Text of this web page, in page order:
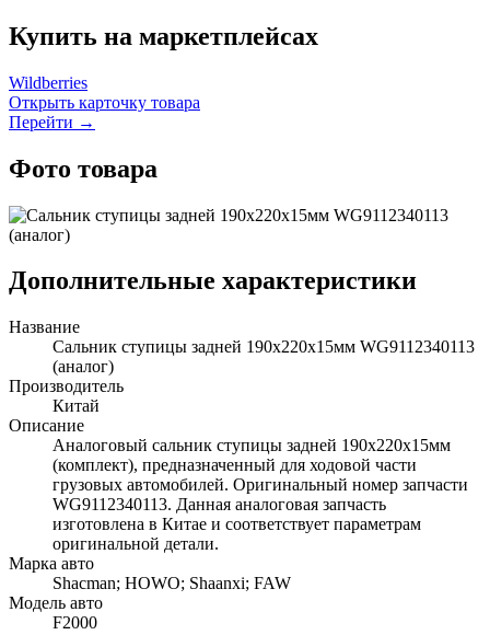
Купить на маркетплейсах
Wildberries
Открыть карточку товара
Перейти →
Фото товара
Дополнительные характеристики
Название
Сальник ступицы задней 190x220x15мм WG9112340113
(аналог)
Производитель
Китай
Описание
Аналоговый сальник ступицы задней 190x220x15мм
(комплект), предназначенный для ходовой части
грузовых автомобилей. Оригинальный номер запчасти
WG9112340113. Данная аналоговая запчасть
изготовлена в Китае и соответствует параметрам
оригинальной детали.
Марка авто
Shacman; HOWO; Shaanxi; FAW
Модель авто
F2000